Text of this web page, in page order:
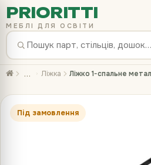
PRIORITTI
МЕБЛІ ДЛЯ ОСВІТИ
… Ліжка Ліжко 1-спальне
Під замовлення